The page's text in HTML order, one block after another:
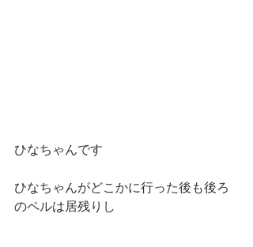
ひなちゃんです
ひなちゃんがどこかに行った後も後ろ
のペルは居残りし